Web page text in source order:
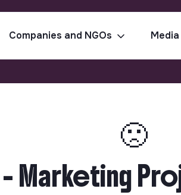
Companies and NGOs Media
🙁
Marketing